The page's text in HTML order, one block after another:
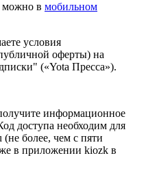
можно в мобильном
условия
оферты) на
(«Yota Пресса»).
информационное
доступа необходим для
более, чем с пяти
в приложении kiozk в